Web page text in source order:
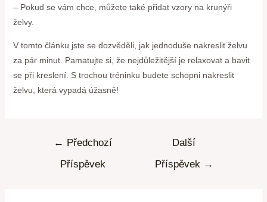
– Pokud se vám chce, můžete také přidat vzory na krunýři
želvy.
V tomto článku jste se dozvěděli, jak jednoduše nakreslit želvu
za pár minut. Pamatujte si, že nejdůležitější je relaxovat a bavit
se při kreslení. S trochou tréninku budete schopni nakreslit
želvu, která vypadá úžasně!
← Předchozí
Příspěvek
Další
Příspěvek →